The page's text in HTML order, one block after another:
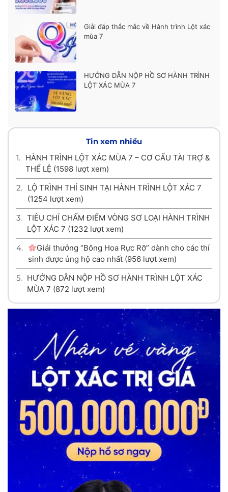
Giải đáp thắc mắc về Hành trình Lột xác
mùa 7
HƯỚNG DẪN NỘP HỒ SƠ HÀNH TRÌNH
LỘT XÁC MÙA 7
Tin xem nhiều
1. HÀNH TRÌNH LỘT XÁC MÙA 7 – CƠ CẤU TÀI TRỢ &
THỂ LỆ (1598 lượt xem)
2.
LỘ TRÌNH THÍ SINH TẠI HÀNH TRÌNH LỘT XÁC 7
(1254 lượt xem)
3. TIÊU CHÍ CHẤM ĐIỂM VÒNG SƠ LOẠI HÀNH TRÌNH
LỘT XÁC 7 (1232 lượt xem)
4.
Giải thưởng “Bông Hoa Rực Rỡ” dành cho các thí
sinh được ủng hộ cao nhất (956 lượt xem)
5. HƯỚNG DẪN NỘP HỒ SƠ HÀNH TRÌNH LỘT XÁC
MÙA 7 (872 lượt xem)